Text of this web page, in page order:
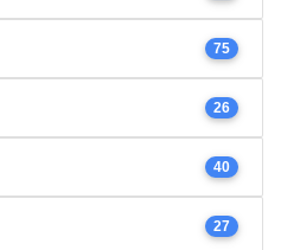
75
26
40
27